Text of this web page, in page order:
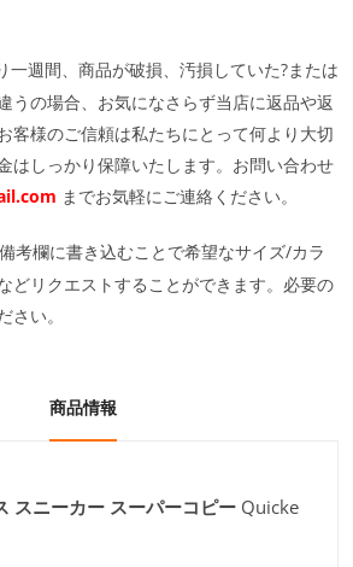
一週間、商品が破損、汚損していた?または
うの場合、お気になさらず当店に返品や返
客様のご信頼は私たちにとって何より大切
はしっかり保障いたします。お問い合わせ
までお気軽にご連絡ください。
考欄に書き込むことで希望なサイズ/カラ
どリクエストすることができます。必要の
さい。
商品情報
スニーカー スーパーコピー Quicke